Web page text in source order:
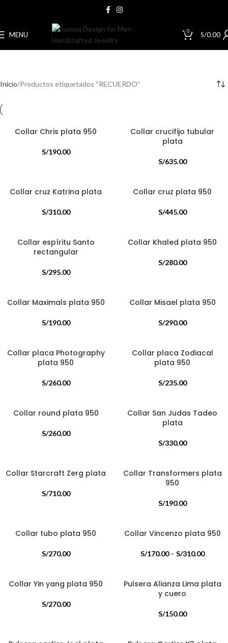
MENU 0 S/0.00
Inicio Productos etiquetados “RECUERDO”
Collar Chris plata 950
S/190.00
Collar crucifijo tubular
plata
S/635.00
Collar cruz Katrina plata
S/310.00
Collar cruz plata 950
S/445.00
Collar espíritu Santo
rectangular
S/295.00
Collar Khaled plata 950
S/280.00
Collar Maximals plata 950
S/190.00
Collar Misael plata 950
S/290.00
Collar placa Photography
plata 950
S/260.00
Collar placa Zodiacal
plata 950
S/235.00
Collar round plata 950
S/260.00
Collar San Judas Tadeo
plata
S/330.00
Collar Starcraft Zerg plata
S/710.00
Collar Transformers plata
950
S/190.00
Collar tubo plata 950
S/270.00
Collar Vincenzo plata 950
S/170.00– S/310.00
Collar Yin yang plata 950
S/270.00
Pulsera Alianza Lima plata
y cuero
S/150.00